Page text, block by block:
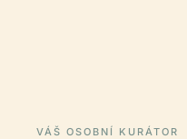
VÁŠ OSOBNÍ KURÁTOR